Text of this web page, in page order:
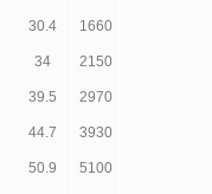
30.4 1660
34 2150
39.5 2970
44.7 3930
50.9 5100